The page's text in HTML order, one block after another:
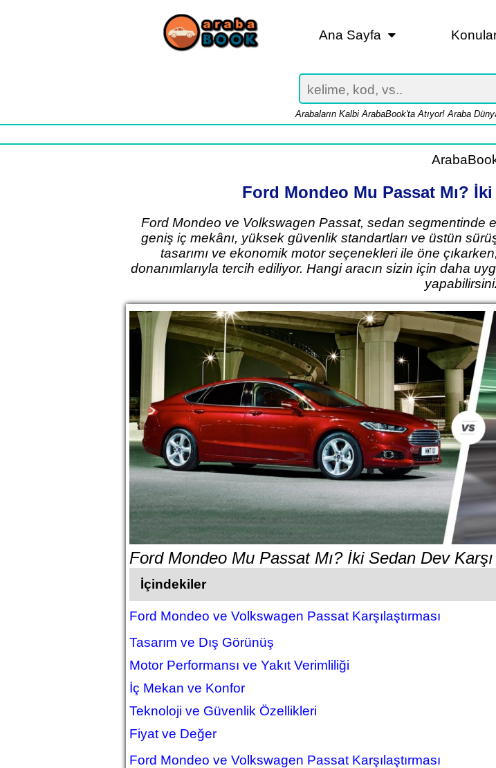
Ana Sayfa
Arabaların Kalbi ArabaBook'ta Atıyor! Araba
Ford Mondeo Mu Passat Mı? İki
Ford Mondeo ve Volkswagen Passat, sedan segmentinde
geniş iç mekânı, yüksek güvenlik standartları ve üstün
tasarımı ve ekonomik motor seçenekleri ile öne
donanımlarıyla tercih ediliyor. Hangi aracın sizin için daha
Ford Mondeo Mu Passat Mı? İki Sedan Dev Karşı
İçindekiler
Ford Mondeo ve Volkswagen Passat Karşılaştırması
Tasarım ve Dış Görünüş
Motor Performansı ve Yakıt Verimliliği
İç Mekan ve Konfor
Teknoloji ve Güvenlik Özellikleri
Fiyat ve Değer
Ford Mondeo ve Volkswagen Passat Karşılaştırması